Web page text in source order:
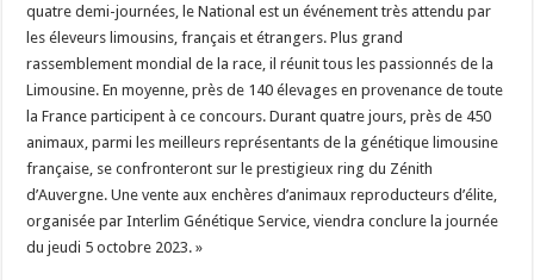
quatre demi-journées, le National est un événement très attendu par
les éleveurs limousins, français et étrangers. Plus grand
rassemblement mondial de la race, il réunit tous les passionnés de la
Limousine. En moyenne, près de 140 élevages en provenance de toute
la France participent à ce concours. Durant quatre jours, près de 450
animaux, parmi les meilleurs représentants de la génétique limousine
française, se confronteront sur le prestigieux ring du Zénith
d’Auvergne. Une vente aux enchères d’animaux reproducteurs d’élite,
organisée par Interlim Génétique Service, viendra conclure la journée
du jeudi 5 octobre 2023. »